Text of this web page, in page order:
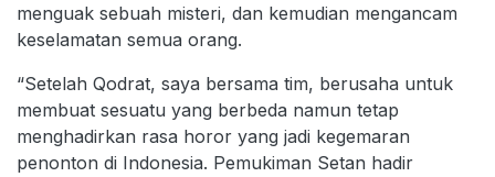
menguak sebuah misteri, dan kemudian mengancam
keselamatan semua orang.
“Setelah Qodrat, saya bersama tim, berusaha untuk
membuat sesuatu yang berbeda namun tetap
menghadirkan rasa horor yang jadi kegemaran
penonton di Indonesia. Pemukiman Setan hadir